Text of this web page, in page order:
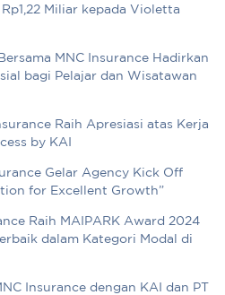
Miliar kepada Violetta
MNC Insurance Hadirkan
bagi Pelajar dan Wisatawan
Raih Apresiasi atas Kerja
by KAI
Gelar Agency Kick Off
for Excellent Growth”
Raih MAIPARK Award 2024
dalam Kategori Modal di
Insurance dengan KAI dan PT